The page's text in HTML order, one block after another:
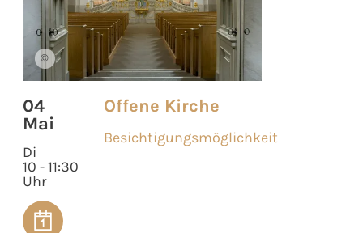
©
04
Mai
Di
10 - 11:30
Uhr
Offene Kirche
Besichtigungsmöglichkeit